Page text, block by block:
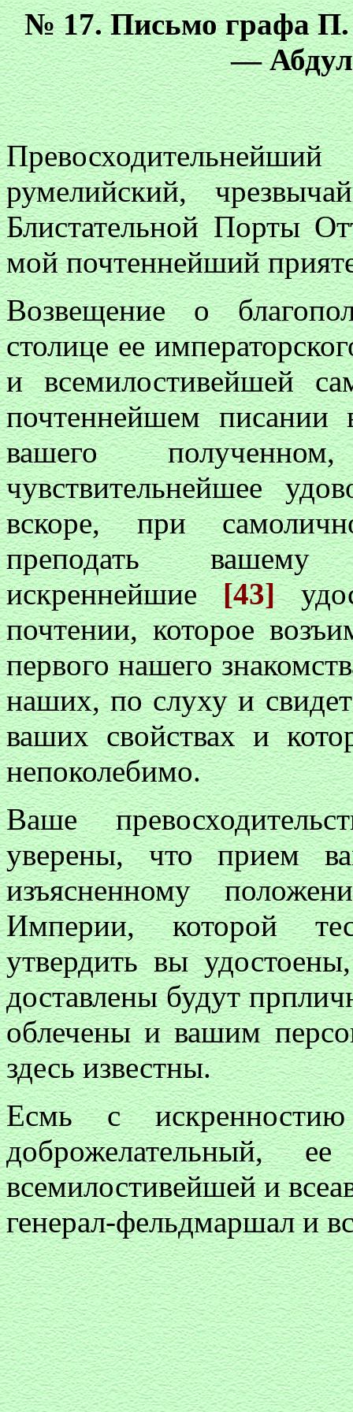
№ 17. Письмо графа П.
—
румелийский,
Блистательной Порты
мой почтеннейший
Возвещение о
столице ее
и всемилостивейшей
почтеннейшем писании
вашего
чувствительнейшее
вскоре, при
преподать вашему
искреннейшие[43]
почтении, которое
первого нашего
наших, по слуху и
ваших свойствах и
непоколебимо.
Ваше
уверены, что прием
изъясненному
Империи, которой
утвердить вы
доставлены будут
облечены и вашим
здесь известны.
Есмь с искренностию
доброжелательный, ее
всемилостивейшей и
генерал-фельдмаршал и